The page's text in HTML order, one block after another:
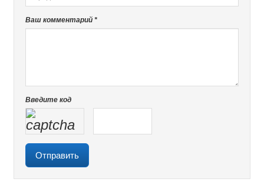
Ваш комментарий *
Введите код